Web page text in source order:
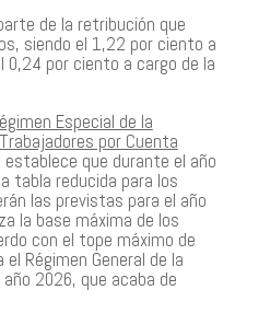
de la retribución que
siendo el 1,22 por ciento a
0,24 por ciento a cargo de la
Especial de la
por Cuenta
establece que durante el año
tabla reducida para los
las previstas para el año
la base máxima de los
con el tope máximo de
Régimen General de la
2026, que acaba de